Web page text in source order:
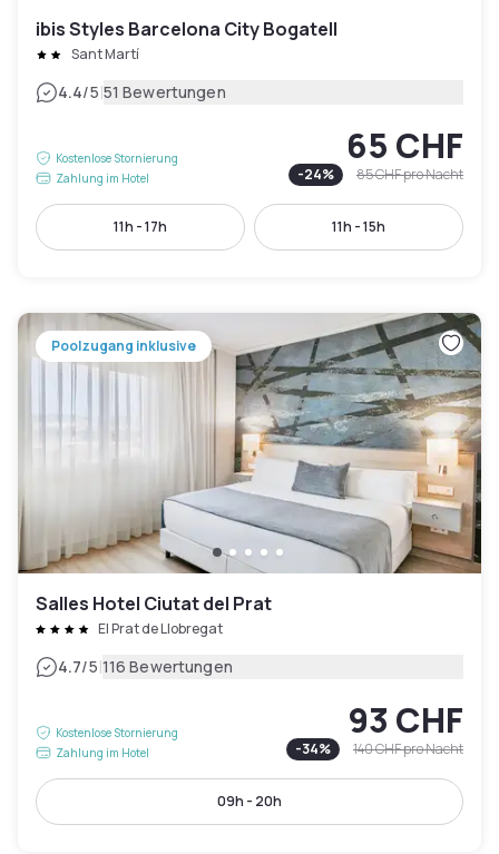
ibis Styles Barcelona City Bogatell
Sant Martí
4.4/5|51 Bewertungen
Kostenlose Stornierung
Zahlung im Hotel
65 CHF
-24% 85 CHFpro Nacht
11h - 17h 11h - 15h
Poolzugang inklusive
Salles Hotel Ciutat del Prat
El Prat de Llobregat
4.7/5|116 Bewertungen
Kostenlose Stornierung
Zahlung im Hotel
93 CHF
-34% 140 CHFpro Nacht
09h - 20h